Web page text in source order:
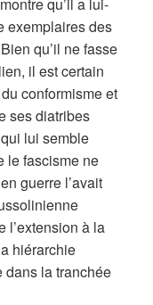
exemplaires des
qu’il ne fasse
il est certain
conformisme et
ses diatribes
lui semble
le fascisme ne
guerre l’avait
l’extension à la
hiérarchie
la tranchée